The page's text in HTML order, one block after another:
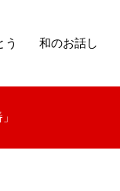
う 和のお話し